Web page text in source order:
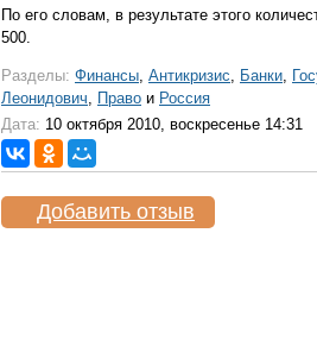
По его словам, в результате этого
500.
Разделы: Финансы, Антикризис, Банки,
Леонидович, Право и Россия
Дата: 10 октября 2010, воскресенье 14:31
Добавить отзыв